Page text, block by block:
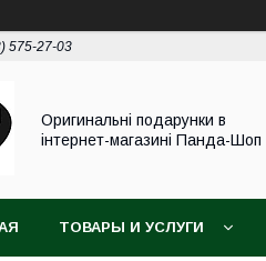
575-27-03
Оригинальні подарунки в
інтернет-магазині Панда-Шоп
ТОВАРЫ И УСЛУГИ